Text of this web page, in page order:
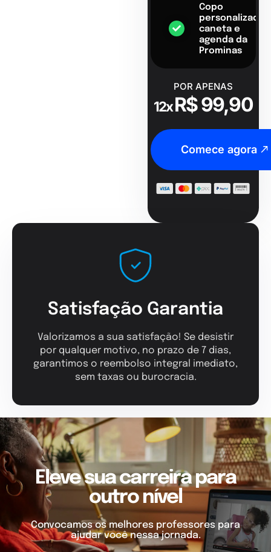
Copo
personalizado,
caneta e
agenda da
Prominas
POR APENAS
12xR$ 99,90
Comece agora
Satisfação Garantia
Valorizamos a sua satisfação! Se desistir
por qualquer motivo, no prazo de 7 dias,
garantimos o reembolso integral imediato,
sem taxas ou burocracia.
Eleve sua carreira para
outro nível
Convocamos os melhores professores para
ajudar você nessa jornada.